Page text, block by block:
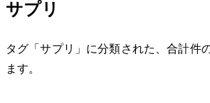
サプリ
タグ「サプリ」に分類された、合計 1 件
ます。